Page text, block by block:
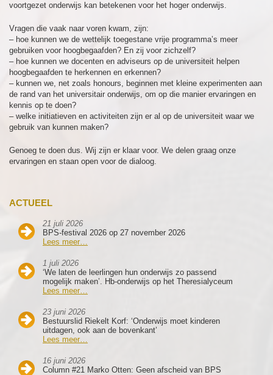
ACTUEEL
21 juli 2026
BPS-festival 2026 op 27 november 2026
Lees meer…
1 juli 2026
‘We laten de leerlingen hun onderwijs zo passend
mogelijk maken’. Hb-onderwijs op het Theresialyceum
Lees meer…
23 juni 2026
Bestuurslid Riekelt Korf: ‘Onderwijs moet kinderen
uitdagen, ook aan de bovenkant’
Lees meer…
16 juni 2026
Column #21 Marko Otten: Geen afscheid van BPS
voortgezet onderwijs kan betekenen voor het hoger onderwijs.
Vragen die vaak naar voren kwam, zijn:
– hoe kunnen we de wettelijk toegestane vrije programma’s meer
gebruiken voor hoogbegaafden? En zij voor zichzelf?
– hoe kunnen we docenten en adviseurs op de universiteit helpen
hoogbegaafden te herkennen en erkennen?
– kunnen we, net zoals honours, beginnen met kleine experimenten aan
de rand van het universitair onderwijs, om op die manier ervaringen en
kennis op te doen?
– welke initiatieven en activiteiten zijn er al op de universiteit waar we
gebruik van kunnen maken?
Genoeg te doen dus. Wij zijn er klaar voor. We delen graag onze
ervaringen en staan open voor de dialoog.